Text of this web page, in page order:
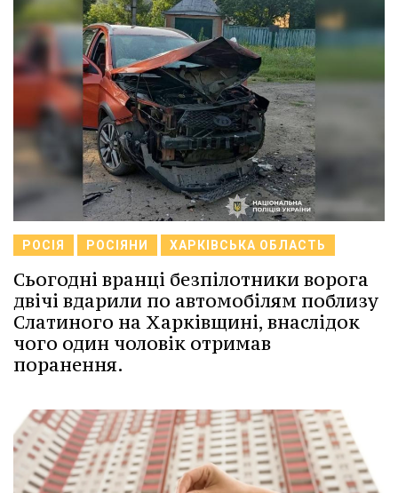
РОСІЯ РОСІЯНИ ХАРКІВСЬКА ОБЛАСТЬ
Сьогодні вранці безпілотники ворога
двічі вдарили по автомобілям поблизу
Слатиного на Харківщині, внаслідок
чого один чоловік отримав
поранення.